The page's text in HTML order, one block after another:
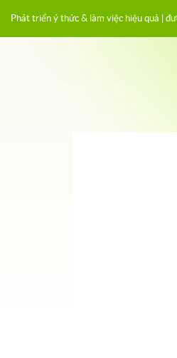
Phát triển ý thức & làm việc hiệu quả |